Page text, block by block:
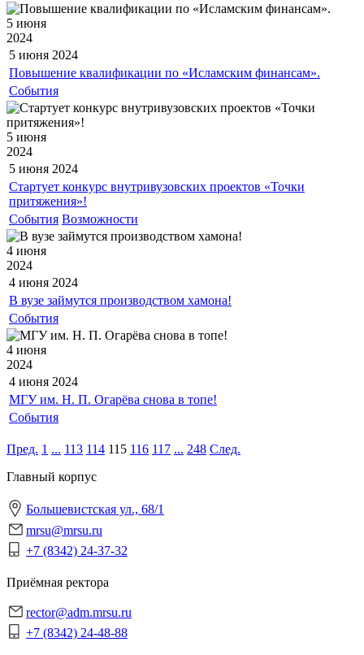
5 июня
2024
5 июня 2024
Повышение квалификации по «Исламским финансам».
События
5 июня
2024
5 июня 2024
Стартует конкурс внутривузовских проектов «Точки
притяжения»!
События Возможности
4 июня
2024
4 июня 2024
В вузе займутся производством хамона!
События
4 июня
2024
4 июня 2024
МГУ им. Н. П. Огарёва снова в топе!
События
Пред. 1 ... 113 114 115 116 117 ... 248 След.
Главный корпус
Большевистская ул., 68/1
mrsu@mrsu.ru
+7 (8342) 24-37-32
Приёмная ректора
rector@adm.mrsu.ru
+7 (8342) 24-48-88